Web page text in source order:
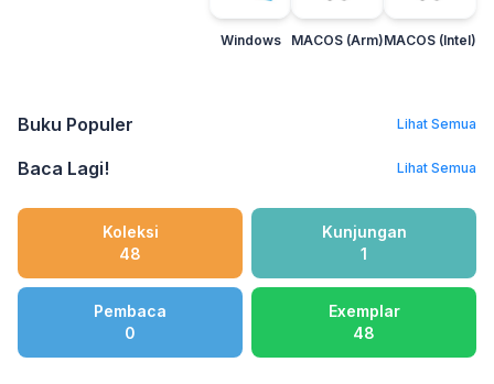
Windows MACOS (Arm)MACOS (Intel)
Buku Populer Lihat Semua
Baca Lagi! Lihat Semua
Koleksi
48
Kunjungan
1
Pembaca
0
Exemplar
48